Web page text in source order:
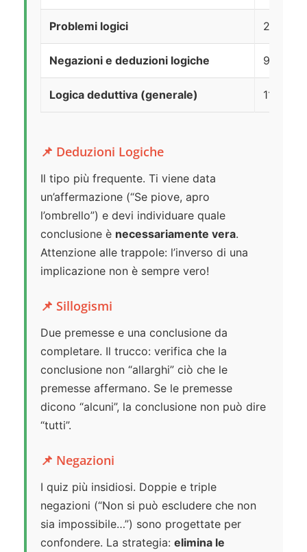
Problemi logici 208
Negazioni e deduzioni logiche 97
Logica deduttiva (generale) 11
📌 Deduzioni Logiche
Il tipo più frequente. Ti viene data
un’affermazione (“Se piove, apro
l’ombrello”) e devi individuare quale
conclusione è necessariamente vera.
Attenzione alle trappole: l’inverso di una
implicazione non è sempre vero!
📌 Sillogismi
Due premesse e una conclusione da
completare. Il trucco: verifica che la
conclusione non “allarghi” ciò che le
premesse affermano. Se le premesse
dicono “alcuni”, la conclusione non può dire
“tutti”.
📌 Negazioni
I quiz più insidiosi. Doppie e triple
negazioni (“Non si può escludere che non
sia impossibile…”) sono progettate per
confondere. La strategia: elimina le